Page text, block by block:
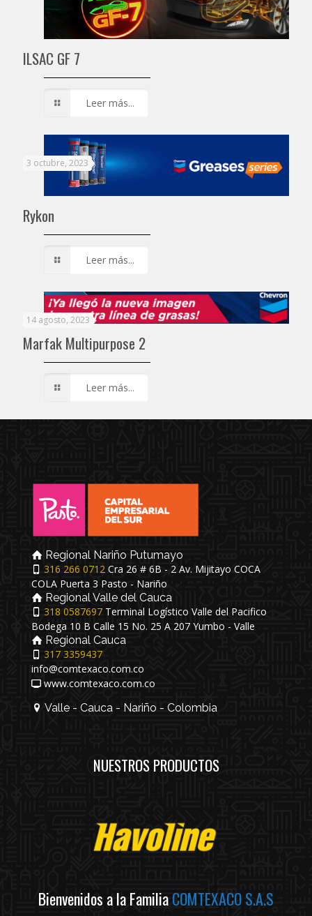
ILSAC GF 7
Leer más...
3 octubre, 2023
Rykon
Leer más...
14 agosto, 2023
Marfak Multipurpose 2
Leer más...
Regional Nariño Putumayo
316 266 0712 Cra 26 # 6B - 2 Av. Mijitayo COCA
COLA Puerta 3 Pasto - Nariño
Regional Valle del Cauca
318 0587697 Terminal Logístico Valle del Pacifico
Bodega 10 B Calle 15 No. 25 A 207 Yumbo - Valle
Regional Cauca
317 3359437
info@comtexaco.com.co
www.comtexaco.com.co
Valle - Cauca - Nariño - Colombia
NUESTROS PRODUCTOS
Bienvenidos a la FamiliaCOMTEXACO S.A.S